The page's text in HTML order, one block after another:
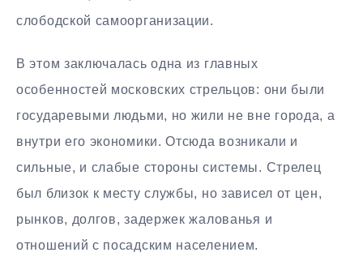
слободской самоорганизации.
В этом заключалась одна из главных
особенностей московских стрельцов: они были
государевыми людьми, но жили не вне города, а
внутри его экономики. Отсюда возникали и
сильные, и слабые стороны системы. Стрелец
был близок к месту службы, но зависел от цен,
рынков, долгов, задержек жалованья и
отношений с посадским населением.